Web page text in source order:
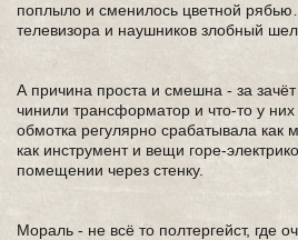
поплыло и сменилось цветной
телевизора и наушников злобный
А причина проста и смешна - за
чинили трансформатор и что-то у
обмотка регулярно срабатывала как
как инструмент и вещи горе-
помещении через стенку.
Мораль - не всё то полтергейст, где